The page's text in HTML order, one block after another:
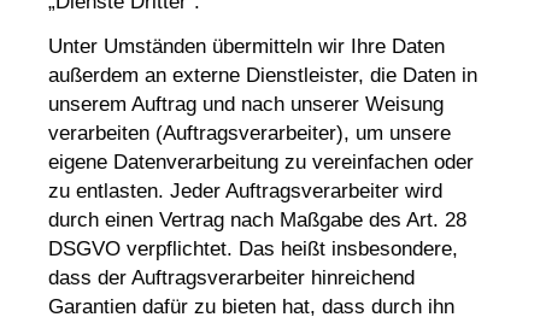
Unter Umständen übermitteln wir Ihre Daten
außerdem an externe Dienstleister, die Daten in
unserem Auftrag und nach unserer Weisung
verarbeiten (Auftragsverarbeiter), um unsere
eigene Datenverarbeitung zu vereinfachen oder
zu entlasten. Jeder Auftragsverarbeiter wird
durch einen Vertrag nach Maßgabe des Art. 28
DSGVO verpflichtet. Das heißt insbesondere,
dass der Auftragsverarbeiter hinreichend
Garantien dafür zu bieten hat, dass durch ihn